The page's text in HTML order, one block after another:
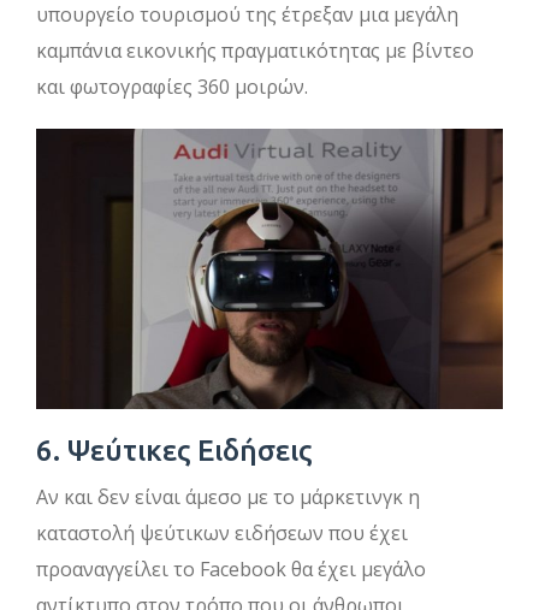
υπουργείο τουρισμού της έτρεξαν μια μεγάλη
καμπάνια εικονικής πραγματικότητας με βίντεο
και φωτογραφίες 360 μοιρών.
6. Ψεύτικες Ειδήσεις
Αν και δεν είναι άμεσο με το μάρκετινγκ η
καταστολή ψεύτικων ειδήσεων που έχει
προαναγγείλει το Facebook θα έχει μεγάλο